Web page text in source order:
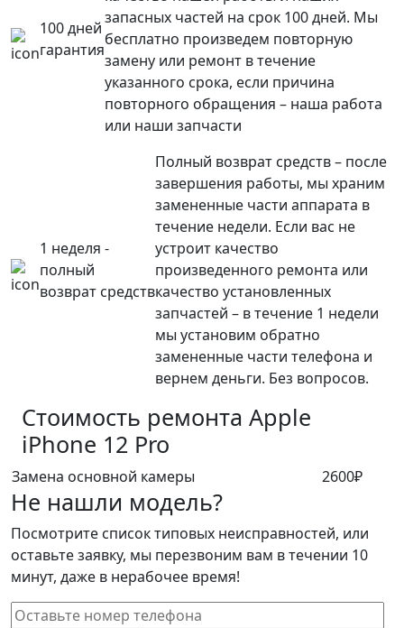
100 дней
гарантия
запасных частей на срок 100 дней. Мы
бесплатно произведем повторную
замену или ремонт в течение
указанного срока, если причина
повторного обращения – наша работа
или наши запчасти
1 неделя -
полный
возврат средств
Полный возврат средств – после
завершения работы, мы храним
замененные части аппарата в
течение недели. Если вас не
устроит качество
произведенного ремонта или
качество установленных
запчастей – в течение 1 недели
мы установим обратно
замененные части телефона и
вернем деньги. Без вопросов.
Стоимость ремонта Apple
iPhone 12 Pro
Замена основной камеры 2600₽
Не нашли модель?
Посмотрите список типовых неисправностей, или
оставьте заявку, мы перезвоним вам в течении 10
минут, даже в нерабочее время!